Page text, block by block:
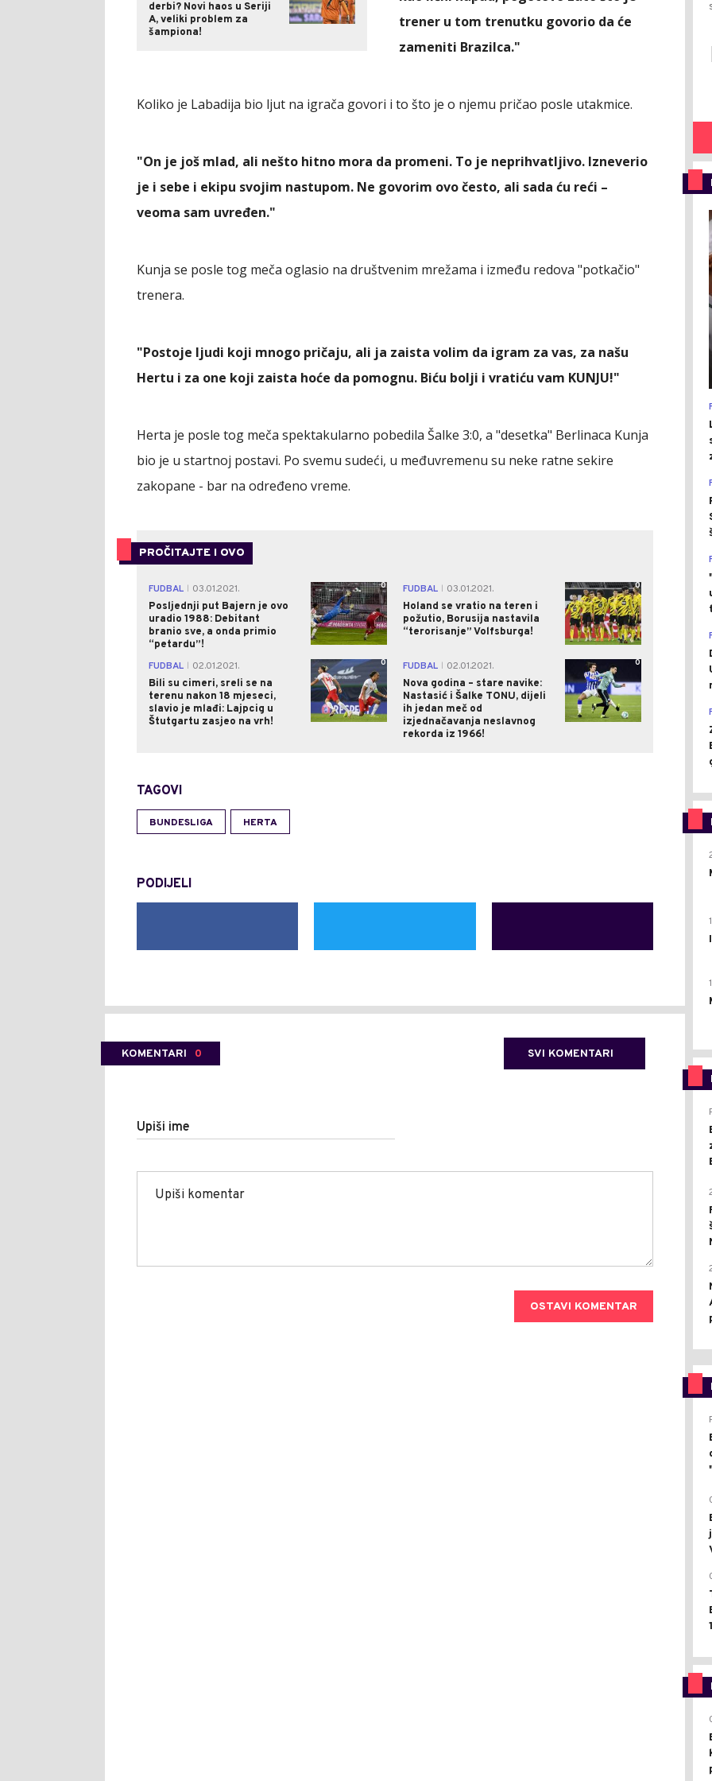
derbi? Novi haos u Seriji
A, veliki problem za
šampiona!
trener u tom trenutku govorio da će
zameniti Brazilca."
Koliko je Labadija bio ljut na igrača govori i to što je o njemu pričao posle utakmice.
"On je još mlad, ali nešto hitno mora da promeni. To je neprihvatljivo. Izneverio
je i sebe i ekipu svojim nastupom. Ne govorim ovo često, ali sada ću reći –
veoma sam uvređen."
Kunja se posle tog meča oglasio na društvenim mrežama i između redova "potkačio"
trenera.
"Postoje ljudi koji mnogo pričaju, ali ja zaista volim da igram za vas, za našu
Hertu i za one koji zaista hoće da pomognu. Biću bolji i vratiću vam KUNJU!"
Herta je posle tog meča spektakularno pobedila Šalke 3:0, a "desetka" Berlinaca Kunja
bio je u startnoj postavi. Po svemu sudeći, u međuvremenu su neke ratne sekire
zakopane - bar na određeno vreme.
PROČITAJTE I OVO
FUDBAL
03.01.2021.
Posljednji put Bajern je ovo
uradio 1988: Debitant
branio sve, a onda primio
“petardu”!
0 FUDBAL
03.01.2021.
Holand se vratio na teren i
požutio, Borusija nastavila
“terorisanje” Volfsburga!
0
FUDBAL
02.01.2021.
Bili su cimeri, sreli se na
terenu nakon 18 mjeseci,
slavio je mlađi: Lajpcig u
Štutgartu zasjeo na vrh!
0 FUDBAL
02.01.2021.
Nova godina – stare navike:
Nastasić i Šalke TONU, dijeli
ih jedan meč od
izjednačavanja neslavnog
rekorda iz 1966!
0
TAGOVI
BUNDESLIGA HERTA
PODIJELI
KOMENTARI 0 SVI KOMENTARI
Upiši ime
OSTAVI KOMENTAR